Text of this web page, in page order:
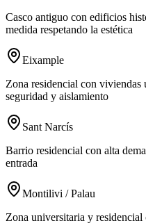
Casco antiguo con edificios
medida respetando la estética
Eixample
Zona residencial con viviendas
seguridad y aislamiento
Sant Narcís
Barrio residencial con alta
entrada
Montilivi / Palau
Zona universitaria y